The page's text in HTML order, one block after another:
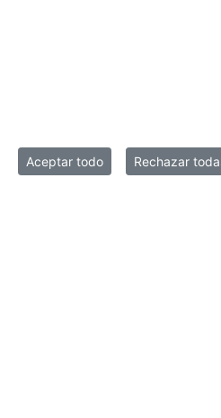
Aceptar todo Rechazar